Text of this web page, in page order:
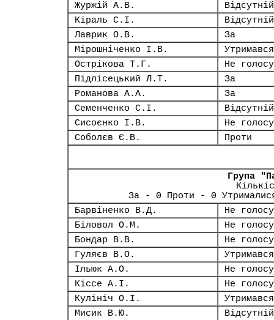
Журжій А.В.
Відсутній
Кіраль С.І.
Відсутній
Лаврик О.В.
За
Мірошніченко І.В.
Утримався
Острікова Т.Г.
Не
Підлісецький Л.Т.
За
Романова А.А.
За
Семенченко С.І.
Відсутній
Сисоєнко І.В.
Не
Соболєв Є.В.
Проти
Група
За - 0 Проти - 0
Барвіненко В.Д.
Не
Біловол О.М.
Не
Бондар В.В.
Не
Гуляєв В.О.
Утримався
Ільюк А.О.
Не
Кіссе А.І.
Не
Кулініч О.І.
Утримався
Мисик В.Ю.
Відсутній